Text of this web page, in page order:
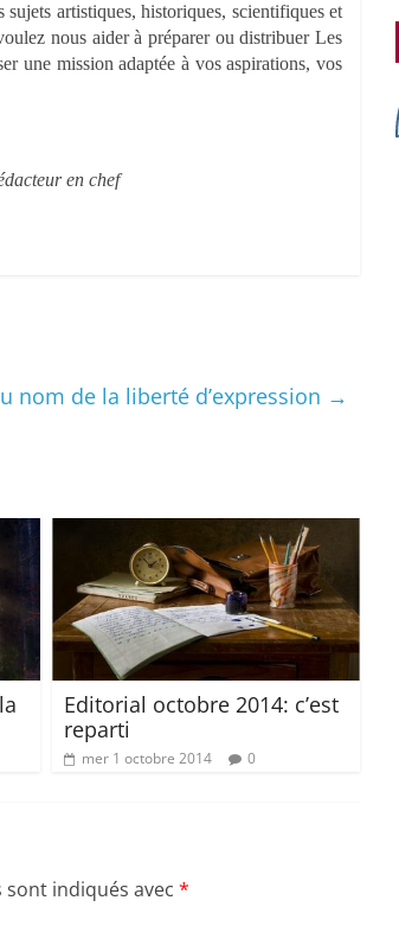
artistiques, historiques, scientifiques et
nous aider à préparer ou distribuer Les
une mission adaptée à vos aspirations, vos
en chef
nom de la liberté d’expression →
Editorial octobre 2014: c’est
reparti
mer 1 octobre 2014 0
indiqués avec *